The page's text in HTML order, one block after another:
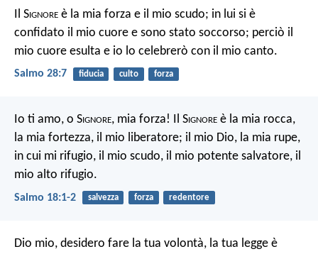
Il Signore è la mia forza e il mio scudo; in lui si è
confidato il mio cuore e sono stato soccorso; perciò il
mio cuore esulta e io lo celebrerò con il mio canto.
Salmo 28:7 fiducia culto forza
Io ti amo, o Signore, mia forza! Il Signore è la mia rocca,
la mia fortezza, il mio liberatore; il mio Dio, la mia rupe,
in cui mi rifugio, il mio scudo, il mio potente salvatore, il
mio alto rifugio.
Salmo 18:1-2 salvezza forza redentore
Dio mio, desidero fare la tua volontà, la tua legge è